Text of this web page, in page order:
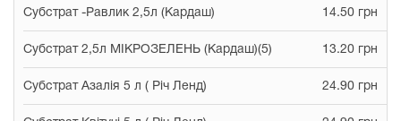
Субстрат -Равлик 2,5л (Кардаш) 14.50 грн
Субстрат 2,5л МІКРОЗЕЛЕНЬ (Кардаш)(5) 13.20 грн
Субстрат Азалія 5 л ( Річ Ленд) 24.90 грн